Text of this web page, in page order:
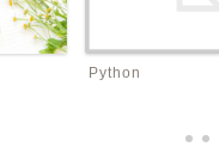
Python